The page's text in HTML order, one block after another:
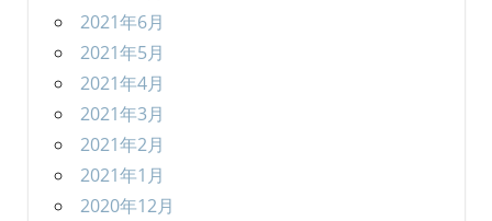
2021年6月
2021年5月
2021年4月
2021年3月
2021年2月
2021年1月
2020年12月